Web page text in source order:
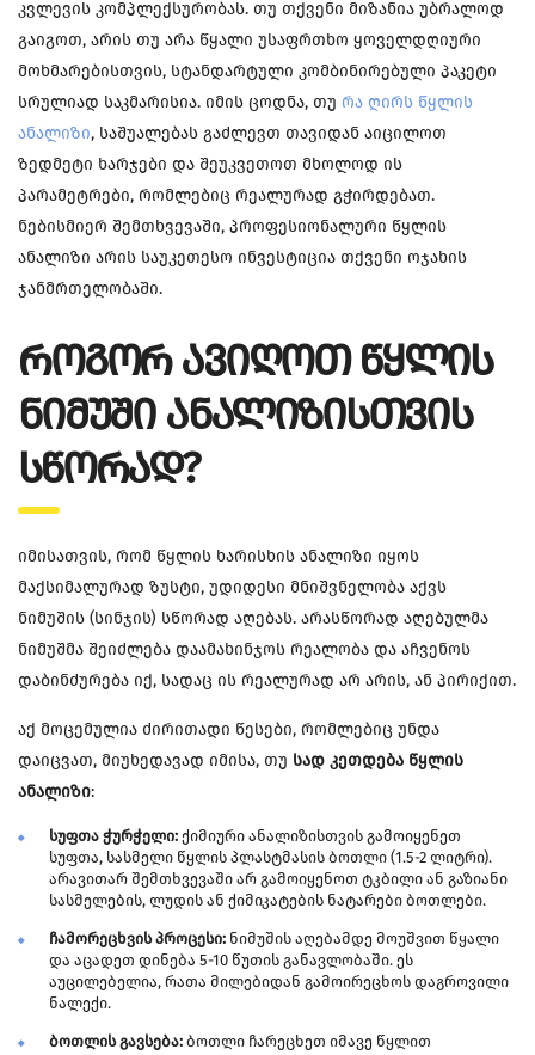
კვლევის კომპლექსურობას. თუ თქვენი მიზანია უბრალოდ
გაიგოთ, არის თუ არა წყალი უსაფრთხო ყოველდღიური
მოხმარებისთვის, სტანდარტული კომბინირებული პაკეტი
სრულიად საკმარისია. იმის ცოდნა, თუ რა ღირს წყლის
ანალიზი, საშუალებას გაძლევთ თავიდან აიცილოთ
ზედმეტი ხარჯები და შეუკვეთოთ მხოლოდ ის
პარამეტრები, რომლებიც რეალურად გჭირდებათ.
ნებისმიერ შემთხვევაში, პროფესიონალური წყლის
ანალიზი არის საუკეთესო ინვესტიცია თქვენი ოჯახის
ჯანმრთელობაში.
ᲠᲝᲒᲝᲠ ᲐᲕᲘᲦᲝᲗ ᲬᲧᲚᲘᲡ
ᲜᲘᲛᲣᲨᲘ ᲐᲜᲐᲚᲘᲖᲘᲡᲗᲕᲘᲡ
ᲡᲬᲝᲠᲐᲓ?
იმისათვის, რომ წყლის ხარისხის ანალიზი იყოს
მაქსიმალურად ზუსტი, უდიდესი მნიშვნელობა აქვს
ნიმუშის (სინჯის) სწორად აღებას. არასწორად აღებულმა
ნიმუშმა შეიძლება დაამახინჯოს რეალობა და აჩვენოს
დაბინძურება იქ, სადაც ის რეალურად არ არის, ან პირიქით.
აქ მოცემულია ძირითადი წესები, რომლებიც უნდა
დაიცვათ, მიუხედავად იმისა, თუ სად კეთდება წყლის
ანალიზი:
სუფთა ჭურჭელი: ქიმიური ანალიზისთვის გამოიყენეთ
სუფთა, სასმელი წყლის პლასტმასის ბოთლი (1.5-2 ლიტრი).
არავითარ შემთხვევაში არ გამოიყენოთ ტკბილი ან გაზიანი
სასმელების, ლუდის ან ქიმიკატების ნატარები ბოთლები.
ჩამორეცხვის პროცესი: ნიმუშის აღებამდე მოუშვით წყალი
და აცადეთ დინება 5-10 წუთის განავლობაში. ეს
აუცილებელია, რათა მილებიდან გამოირეცხოს დაგროვილი
ნალექი.
ბოთლის გავსება: ბოთლი ჩარეცხეთ იმავე წყლით